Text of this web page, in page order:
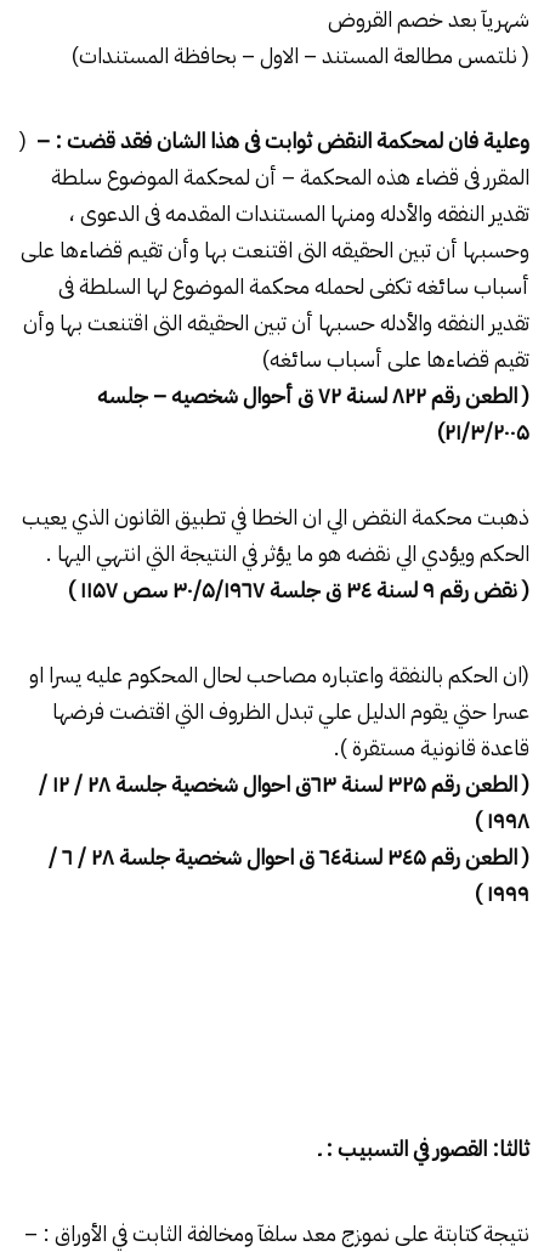
شهريآ بعد خصم القروض
( نلتمس مطالعة المستند – الاول – بحافظة المستندات)
وعلية فان لمحكمة النقض ثوابت فى هذا الشان فقد قضت : – (
المقرر فى قضاء هذه المحكمة – أن لمحكمة الموضوع سلطة
تقدير النفقه والأدله ومنها المستندات المقدمه فى الدعوى ،
وحسبها أن تبين الحقيقه التى اقتنعت بها وأن تقيم قضاءها على
أسباب سائغه تكفى لحمله محكمة الموضوع لها السلطة فى
تقدير النفقه والأدله حسبها أن تبين الحقيقه التى اقتنعت بها وأن
تقيم قضاءها على أسباب سائغه)
( الطعن رقم۸۲۲لسنة۷۲ق أحوال شخصيه – جلسه
۲۱/۳/۲۰۰۵)
ذهبت محكمة النقض الي ان الخطا في تطبيق القانون الذي يعيب
الحكم ويؤدي الي نقضه هو ما يؤثر في النتيجة التي انتهي اليها .
( نقض رقم۹لسنة ۳٤ ق جلسة ۳۰/۵/۱۹٦۷ سص۱۱۵۷ )
(ان الحكمبالنفقةواعتباره مصاحب لحال المحكوم عليه يسرا او
عسرا حتي يقوم الدليل علي تبدل الظروف التي اقتضت فرضها
قاعدة قانونية مستقرة ).
( الطعن رقم۳۲۵لسنة ٦۳ ق احوال شخصية جلسة
۲۸ / ۱۲ /
۱۹۹۸ )
( الطعن رقم
۳٤۵ لسنة٦٤ ق احوال شخصية جلسة ۲۸ /
٦ /
۱۹۹۹ )
ثالثا: القصور في التسبيب : ـ
نتيجة كتابتة على نموزج معد سلفآ ومخالفة الثابت في الأوراق : –